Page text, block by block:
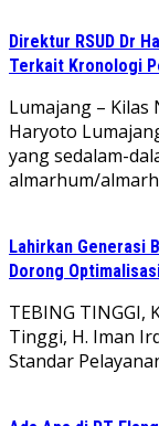
Direktur RSUD Dr
Terkait Kronologi
Lumajang – Kilas
Haryoto
yang sedalam-
almarhum/
Lahirkan Generasi
Dorong
TEBING TINGGI,
Tinggi, H. Iman
Standar